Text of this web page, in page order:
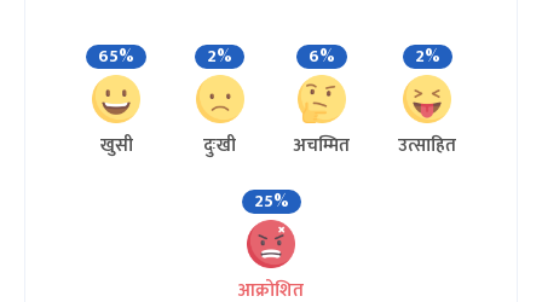
65%
खुसी
2%
दुःखी
6%
अचम्मित
2%
उत्साहित
25%
आक्रोशित